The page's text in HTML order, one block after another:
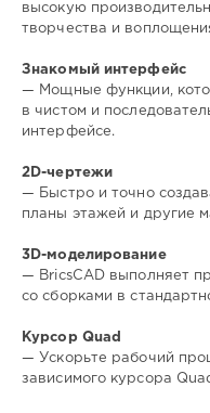
высокую
творчества и
Знакомый интерфейс
— Мощные функции,
в чистом и
интерфейсе.
2D-чертежи
— Быстро и точно
планы этажей и другие
3D-моделирование
— BricsCAD выполняет
со сборками в
Курсор Quad
— Ускорьте рабочий
зависимого курсора